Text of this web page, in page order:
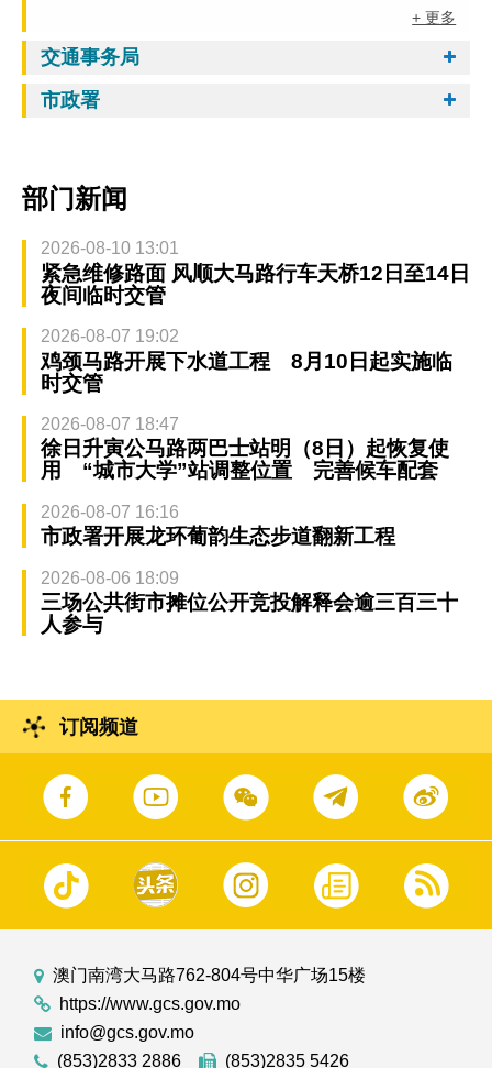
+ 更多
交通事务局
市政署
部门新闻
2026-08-10 13:01
紧急维修路面 风顺大马路行车天桥12日至14日
夜间临时交管
2026-08-07 19:02
鸡颈马路开展下水道工程 8月10日起实施临
时交管
2026-08-07 18:47
徐日升寅公马路两巴士站明（8日）起恢复使
用 “城市大学”站调整位置 完善候车配套
2026-08-07 16:16
市政署开展龙环葡韵生态步道翻新工程
2026-08-06 18:09
三场公共街市摊位公开竞投解释会逾三百三十
人参与
订阅频道
澳门南湾大马路762-804号中华广场15楼
https://www.gcs.gov.mo
info@gcs.gov.mo
(853)2833 2886
(853)2835 5426